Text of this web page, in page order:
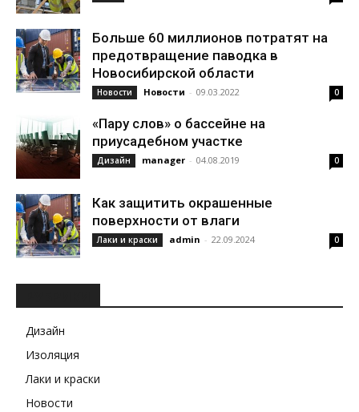
Больше 60 миллионов потратят на
предотвращение паводка в
Новосибирской области
Новости Новости - 09.03.2022 0
«Пару слов» о бассейне на
приусадебном участке
Дизайн manager - 04.08.2019 0
Как защитить окрашенные
поверхности от влаги
Лаки и краски admin - 22.09.2024 0
Дизайн
Изоляция
Лаки и краски
Новости